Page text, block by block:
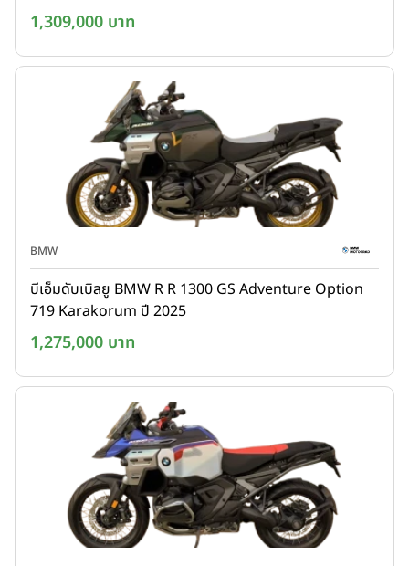
1,309,000 บาท
BMW
บีเอ็มดับเบิลยู BMW R R 1300 GS Adventure Option
719 Karakorum ปี 2025
1,275,000 บาท